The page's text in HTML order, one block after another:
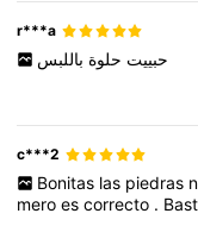
r***a
حبييت حلوة باللبس
c***2
Bonitas las piedras
meroescorrecto .